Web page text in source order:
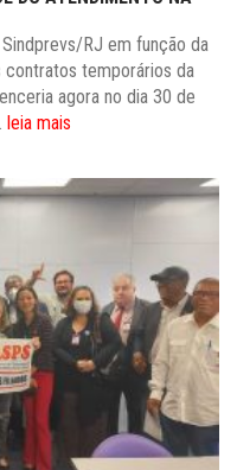
RJ em função da
contratos temporários da
agora no dia 30 de
leia mais